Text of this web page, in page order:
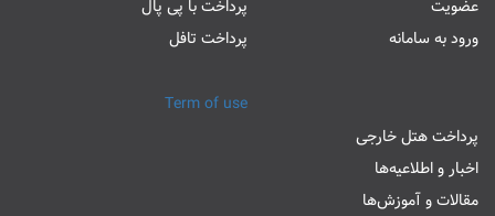
عضویت
ورود به سامانه
پرداخت با پی پال
پرداخت تافل
پرداخت هتل خارجی
اخبار و اطلاعیه‌ها
مقالات و آموزش‌ها
Term of use